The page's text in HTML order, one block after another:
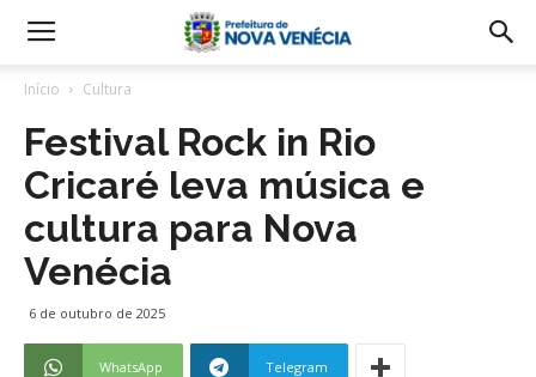
Início Cultura
Festival Rock in Rio
Cricaré leva música e
cultura para Nova
Venécia
6 de outubro de 2025
WhatsApp Telegram